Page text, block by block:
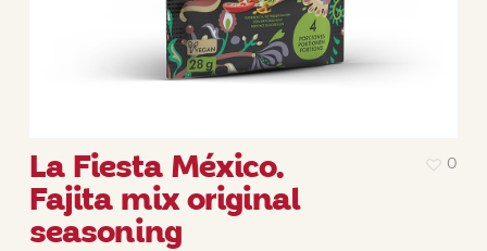
La Fiesta México.
Fajita mix original
seasoning
0